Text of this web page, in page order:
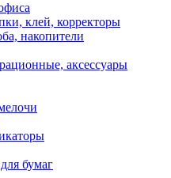
клей, корректоры
накопители
аксессуары
бумаг